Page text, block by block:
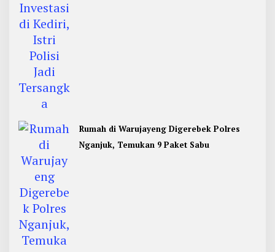
Rumah di Warujayeng Digerebek Polres
Nganjuk, Temukan 9 Paket Sabu